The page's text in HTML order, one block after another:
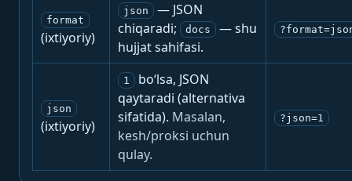
format
(ixtiyoriy)
json
— JSON
chiqaradi;
docs
— shu
hujjat sahifasi.
json
(ixtiyoriy)
1
bo‘lsa, JSON
qaytaradi (alternativa
sifatida). Masalan,
kesh/proksi uchun
qulay.
?json=1